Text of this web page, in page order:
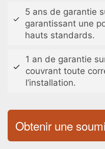
5 ans de garantie
garantissant une
hauts standards.
1 an de garantie
couvrant toute
l’installation.
Obtenir une